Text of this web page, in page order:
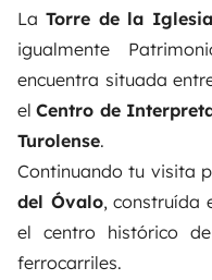
La Torre de la
igualmente
encuentra situada
elCentro de
Turolense.
Continuando tu visita
del Óvalo, construída
el centro histórico
ferrocarriles.